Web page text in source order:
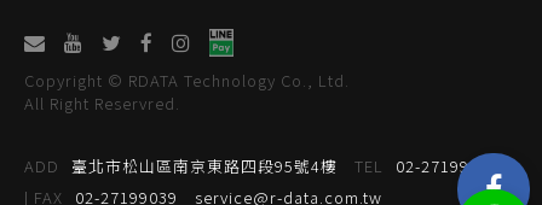
Copyright © RDATA Technology Co., Ltd.
All Right Reservred.
ADD 臺北市松山區南京東路四段95號4樓 TEL
02-27199059
| FAX
02-27199039 service@r-data.com.tw